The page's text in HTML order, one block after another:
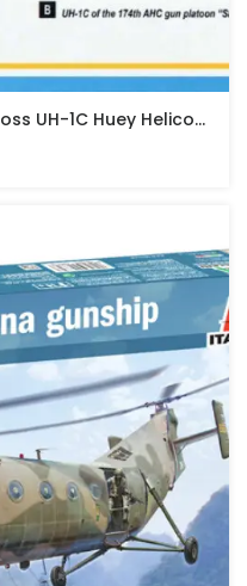
MODELO ESCALA 1:48 Hobby Boss UH-1C Huey Helicopter (uh-1m)